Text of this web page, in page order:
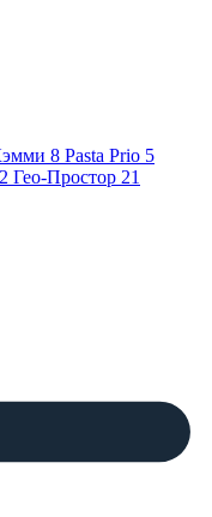
8 Pasta Prio 5
2 Гео-Простор 21